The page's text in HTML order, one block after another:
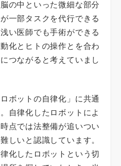
の中といった微細な部分
一部タスクを代行できる
い医師でも手術ができる
化とヒトの操作とを合わ
つながると考えていまし
ボットの自律化」に共通
自律化したロボットによ
点では法整備が追いつい
しいと認識しています。
化したロボットという切